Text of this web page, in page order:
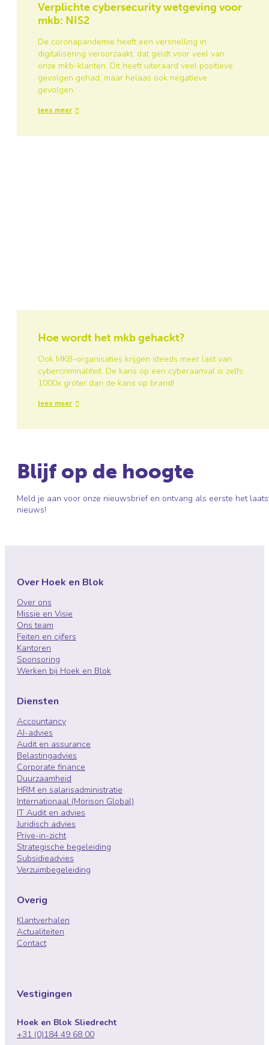
Verplichte cybersecurity wetgeving voor
mkb: NIS2
De coronapandemie heeft een versnelling in
digitalisering veroorzaakt, dat geldt voor veel van
onze mkb-klanten. Dit heeft uiteraard veel positieve
gevolgen gehad, maar helaas ook negatieve
gevolgen.
lees meer
Hoe wordt het mkb gehackt?
Ook MKB-organisaties krijgen steeds meer last van
cybercriminaliteit. De kans op een cyberaanval is zelfs
1000x groter dan de kans op brand!
lees meer
Blijf op de hoogte
Meld je aan voor onze nieuwsbrief en ontvang als eerste het
nieuws!
Over Hoek en Blok
Over ons
Missie en Visie
Ons team
Feiten en cijfers
Kantoren
Sponsoring
Werken bij Hoek en Blok
Diensten
Accountancy
AI-advies
Audit en assurance
Belastingadvies
Corporate finance
Duurzaamheid
HRM en salarisadministratie
Internationaal (Morison Global)
IT Audit en advies
Juridisch advies
Prive-in-zicht
Strategische begeleiding
Subsidieadvies
Verzuimbegeleiding
Overig
Klantverhalen
Actualiteiten
Contact
Vestigingen
Hoek en Blok Sliedrecht
+31 (0)184 49 68 00